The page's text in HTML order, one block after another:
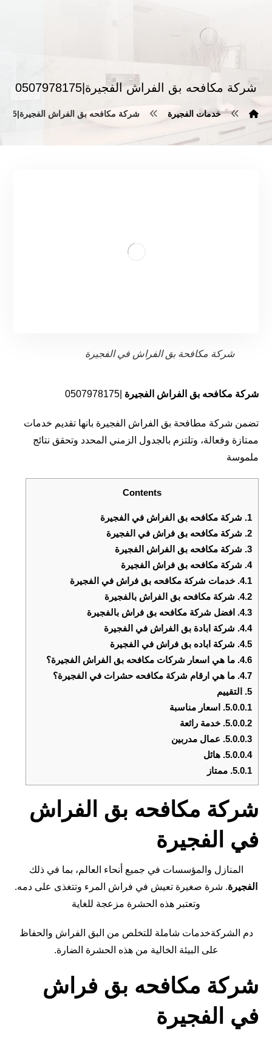
شركة مكافحه بق الفراش الفجيرة|0507978175
خدمات الفجيرة شركة مكافحه بق الفراش الفجيرة|0507978175
شركة مكافحة بق الفراش في الفجيرة
شركة مكافحه بق الفراش الفجيرة |0507978175
تضمن شركة مطافحة بق الفراش الفجيرة بانها تقديم خدمات
ممتازة وفعالة، وتلتزم بالجدول الزمني المحدد وتحقق نتائج
ملموسة
Contents
1. شركة مكافحه بق الفراش في الفجيرة
2. شركة مكافحه بق فراش في الفجيرة
3. شركة مكافحه بق الفراش الفجيرة
4. شركة مكافحه بق فراش الفجيرة
4.1. خدمات شركة مكافحه بق فراش في الفجيرة
4.2. شركة مكافحه بق الفراش بالفجيرة
4.3.
افضل شركة مكافحه بق فراش بالفجيرة
4.4. شركة ابادة بق الفراش في الفجيرة
4.5. شركة اباده بق فراش في الفجيرة
4.6. ما هي اسعار شركات مكافحه بق الفراش الفجيرة؟
4.7. ما هي ارقام شركة مكافحه حشرات في الفجيرة؟
5.
التقييم
5.0.0.1.
اسعار مناسبة
5.0.0.2. خدمة رائعة
5.0.0.3. عمال مدربين
5.0.0.4. هائل
5.0.1. ممتاز
شركة مكافحه بق الفراش
في الفجيرة
المنازل والمؤسسات في جميع أنحاء العالم، بما في ذلك
الفجيرة. شرة صغيرة تعيش في فراش المرء وتتغذى على دمه.
وتعتبر هذه الحشرة مزعجة للغاية
دم الشركةخدمات شاملة للتخلص من البق الفراش والحفاظ
على البيئة الخالية من هذه الحشرة الضارة.
شركة مكافحه بق فراش
في الفجيرة